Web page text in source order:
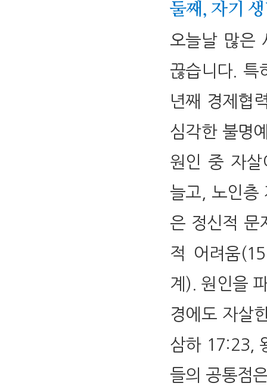
둘째, 자기
오늘날 많은
끊습니다. 특
년째 경제협
심각한 불명
원인 중 자살
늘고, 노인층
은 정신적
적 어려움
계). 원인을
경에도 자살
삼하 17:23,
들의 공통점